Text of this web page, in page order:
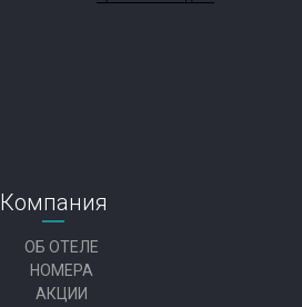
Компания
ОБ ОТЕЛЕ
НОМЕРА
АКЦИИ